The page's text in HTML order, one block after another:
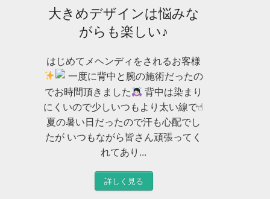
大きめデザインは悩みな
がらも楽しい♪
はじめてメヘンディをされるお客様
一度に背中と腕の施術だったの
でお時間頂きました
背中は染まり
にくいので少しいつもより太い線で☝︎
夏の暑い日だったので汗も心配でし
たが いつもながら皆さん頑張ってく
れてあり...
詳しく見る